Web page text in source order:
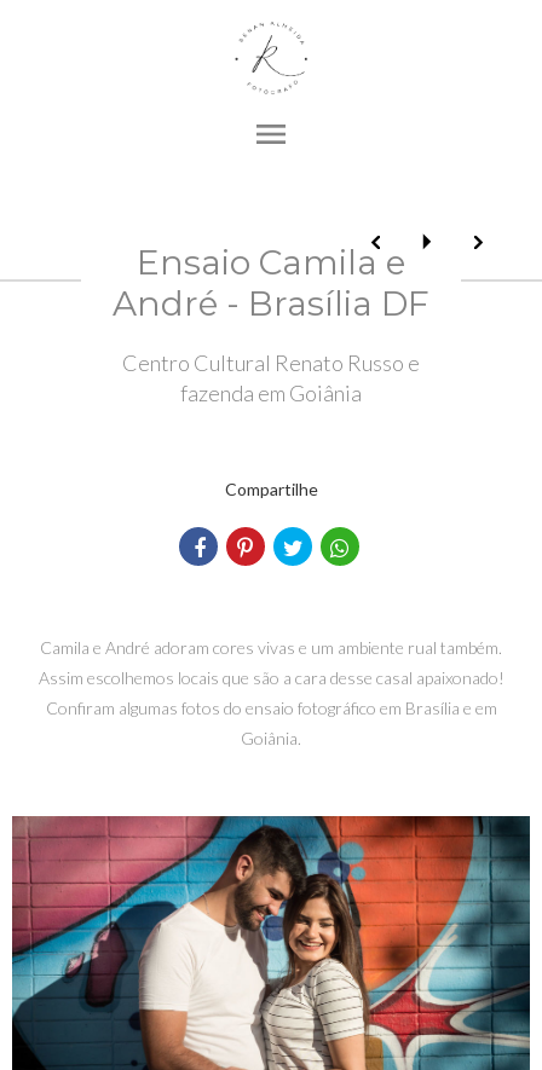
menu
Ensaio Camila e
André - Brasília DF
Centro Cultural Renato Russo e
fazenda em Goiânia
Compartilhe
Camila e André adoram cores vivas e um ambiente rual também.
Assim escolhemos locais que são a cara desse casal apaixonado!
Confiram algumas fotos do ensaio fotográfico em Brasília e em
Goiânia.